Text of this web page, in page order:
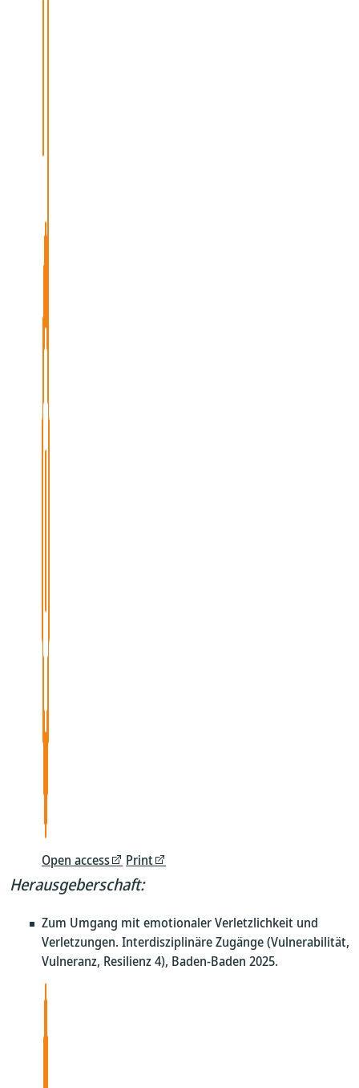
Open access Print
Herausgeberschaft:
Zum Umgang mit emotionaler Verletzlichkeit und
Verletzungen. Interdisziplinäre Zugänge (Vulnerabilität,
Vulneranz, Resilienz 4), Baden-Baden 2025.